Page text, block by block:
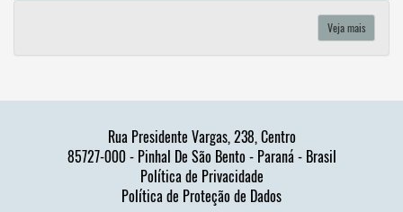
Veja mais
Rua Presidente Vargas, 238, Centro
85727-000 - Pinhal De São Bento - Paraná - Brasil
Política de Privacidade
Política de Proteção de Dados